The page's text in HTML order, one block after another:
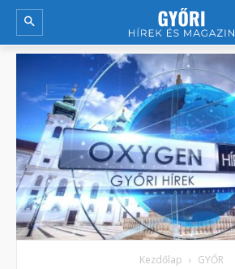
Kezdőlap GYŐR